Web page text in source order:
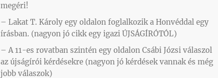
megéri!
– Lakat T. Károly egy oldalon foglalkozik a Honvéddal egy
írásban. (nagyon jó cikk egy igazi ÚJSÁGÍRÓTÓL)
– A 11-es rovatban szintén egy oldalon Csábi Józsi válaszol
az újságírói kérdésekre (nagyon jó kérdések vannak és még
jobb válaszok)